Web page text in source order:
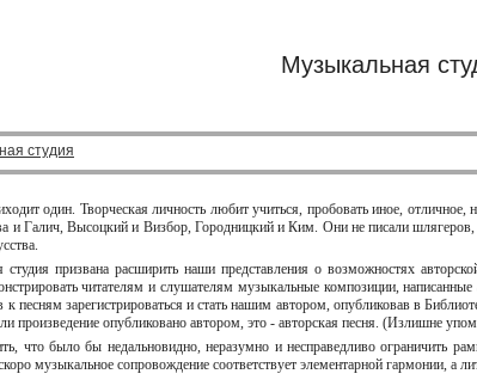
Музыкальная
студия
один. Творческая личность любит учиться, пробовать иное,
и Галич, Высоцкий и Визбор, Городницкий и Ким. Они не писали
студия призвана расширить наши представления о возможностях
читателям и слушателям музыкальные композиции,
к песням зарегистрироваться и стать нашим автором, опубликовав в
произведение опубликовано автором, это - авторская песня. (Излишне
что было бы недальновидно, неразумно и несправедливо ограничить
музыкальное сопровождение соответствует элементарной гармонии, а